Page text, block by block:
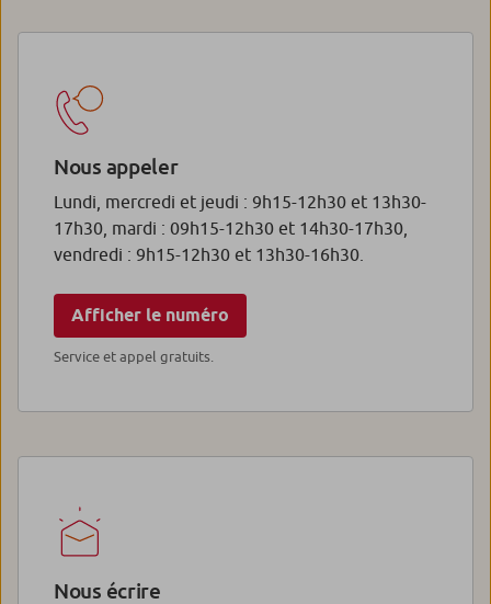
Nous appeler
Lundi, mercredi et jeudi : 9h15-12h30 et 13h30-
17h30, mardi : 09h15-12h30 et 14h30-17h30,
vendredi : 9h15-12h30 et 13h30-16h30.
Afficher le numéro
Service et appel gratuits.
Nous écrire